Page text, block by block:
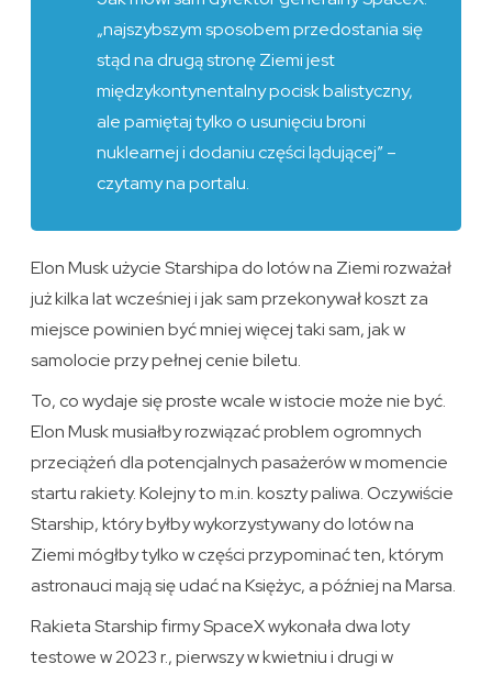
„najszybszym sposobem przedostania się
stąd na drugą stronę Ziemi jest
międzykontynentalny pocisk balistyczny,
ale pamiętaj tylko o usunięciu broni
nuklearnej i dodaniu części lądującej” –
czytamy na portalu.
Elon Musk użycie Starshipa do lotów na Ziemi rozważał
już kilka lat wcześniej i jak sam przekonywał koszt za
miejsce powinien być mniej więcej taki sam, jak w
samolocie przy pełnej cenie biletu.
To, co wydaje się proste wcale w istocie może nie być.
Elon Musk musiałby rozwiązać problem ogromnych
przeciążeń dla potencjalnych pasażerów w momencie
startu rakiety. Kolejny to m.in. koszty paliwa. Oczywiście
Starship, który byłby wykorzystywany do lotów na
Ziemi mógłby tylko w części przypominać ten, którym
astronauci mają się udać na Księżyc, a później na Marsa.
Rakieta Starship firmy SpaceX wykonała dwa loty
testowe w 2023 r., pierwszy w kwietniu i drugi w